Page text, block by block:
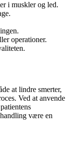
i muskler og led.
operationer.
at lindre smerter,
Ved at anvende
være en